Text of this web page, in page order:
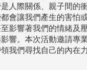
人際關係、親子間的
會讓我們產生的害怕
影響著我們的情緒及
響。本次活動邀請專
我們尋找自己的內在